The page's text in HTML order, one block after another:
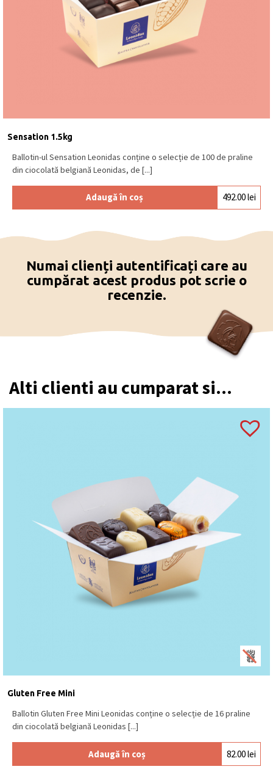
Sensation 1.5kg
Ballotin-ul Sensation Leonidas conține o selecție de 100 de praline
din ciocolată belgiană Leonidas, de [...]
Adaugă în coș 492.00lei
Numai clienți autentificați care au
cumpărat acest produs pot scrie o
recenzie.
Alti clienti au cumparat si...
Gluten Free Mini
Ballotin Gluten Free Mini Leonidas conține o selecție de 16 praline
din ciocolată belgiană Leonidas [...]
Adaugă în coș 82.00lei